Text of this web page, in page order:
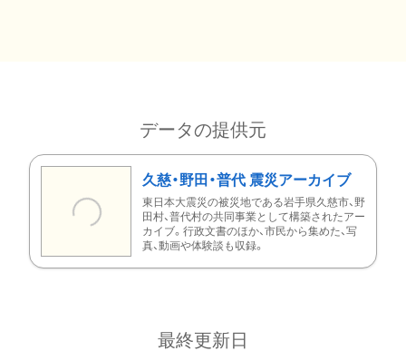
データの提供元
久慈・野田・普代 震災アーカイブ
東日本大震災の被災地である岩手県久慈市、野
田村、普代村の共同事業として構築されたアー
カイブ。行政文書のほか、市民から集めた、写
真、動画や体験談も収録。
最終更新日